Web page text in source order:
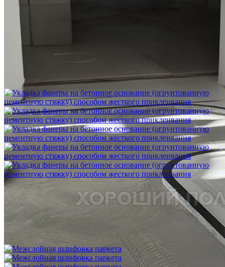
Шлифовка стяжки с сохранением уклона
1 500 ₽
Укладка фанеры на бетонное основание (огрунтованную
цементную стяжку) способом жесткого приклеивания